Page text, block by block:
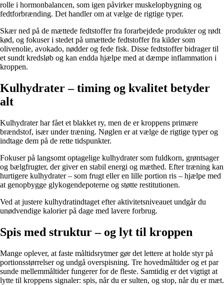
rolle i hormonbalancen, som igen påvirker muskelopbygning og
fedtforbrænding. Det handler om at vælge de rigtige typer.
Skær ned på de mættede fedtstoffer fra forarbejdede produkter og rødt
kød, og fokuser i stedet på umættede fedtstoffer fra kilder som
olivenolie, avokado, nødder og fede fisk. Disse fedtstoffer bidrager til
et sundt kredsløb og kan endda hjælpe med at dæmpe inflammation i
kroppen.
Kulhydrater – timing og kvalitet betyder
alt
Kulhydrater har fået et blakket ry, men de er kroppens primære
brændstof, især under træning. Nøglen er at vælge de rigtige typer og
indtage dem på de rette tidspunkter.
Fokuser på langsomt optagelige kulhydrater som fuldkorn, grøntsager
og bælgfrugter, der giver en stabil energi og mæthed. Efter træning kan
hurtigere kulhydrater – som frugt eller en lille portion ris – hjælpe med
at genopbygge glykogendepoterne og støtte restitutionen.
Ved at justere kulhydratindtaget efter aktivitetsniveauet undgår du
unødvendige kalorier på dage med lavere forbrug.
Spis med struktur – og lyt til kroppen
Mange oplever, at faste måltidsrytmer gør det lettere at holde styr på
portionsstørrelser og undgå overspisning. Tre hovedmåltider og et par
sunde mellemmåltider fungerer for de fleste. Samtidig er det vigtigt at
lytte til kroppens signaler: spis, når du er sulten, og stop, når du er mæt.